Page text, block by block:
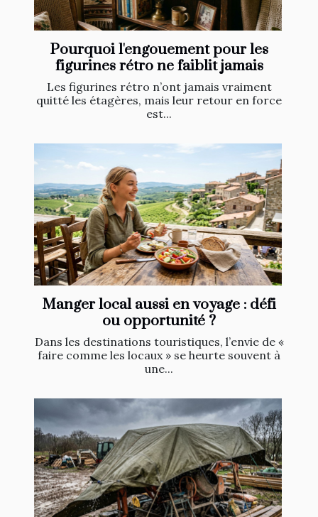
Pourquoi l'engouement pour les
figurines rétro ne faiblit jamais
Les figurines rétro n’ont jamais vraiment
quitté les étagères, mais leur retour en force
est...
Manger local aussi en voyage : défi
ou opportunité ?
Dans les destinations touristiques, l’envie de «
faire comme les locaux » se heurte souvent à
une...